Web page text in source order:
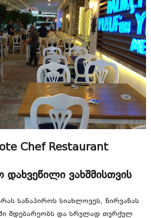
Chef Restaurant
დახვეწილი ვახშმისთვის
სანაპიროს სიახლოვეს, ნირვანას
მდებარეობს და სრულად თურქულ